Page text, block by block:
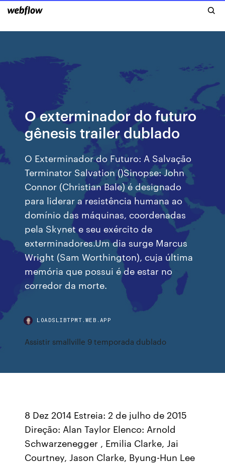
O exterminador do futuro
gênesis trailer dublado
O Exterminador do Futuro: A Salvação
Terminator Salvation ()Sinopse: John
Connor (Christian Bale) é designado
para liderar a resistência humana ao
domínio das máquinas, coordenadas
pela Skynet e seu exército de
exterminadores.Um dia surge Marcus
Wright (Sam Worthington), cuja última
memória que possui é de estar no
corredor da morte.
LOADSLIBTPMT.WEB.APP
Assistir smallville 9 temporada dublado
8 Dez 2014 Estreia: 2 de julho de 2015
Direção: Alan Taylor Elenco: Arnold
Schwarzenegger , Emilia Clarke, Jai
Courtney, Jason Clarke, Byung-Hun Lee